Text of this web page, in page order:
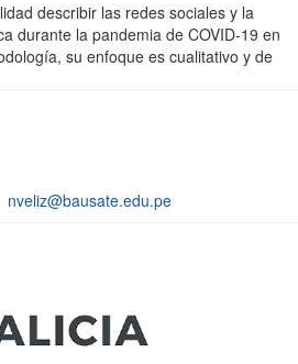
describir las redes sociales y la
durante la pandemia de COVID-19 en
su enfoque es cualitativo y de
nveliz@bausate.edu.pe